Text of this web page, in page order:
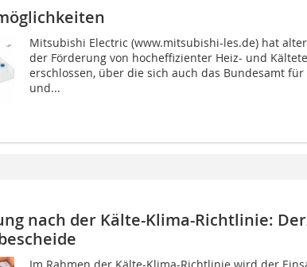
Mitsubishi Electric (www.mitsubishi-les.de) hat
der Förderung von hocheffizienter Heiz- und
erschlossen, über die sich auch das Bundesamt
und...
nach der Kälte-Klima-Richtlinie: